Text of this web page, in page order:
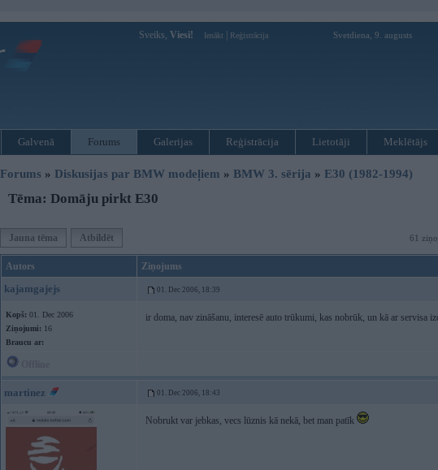
Sveiks, Viesi! Ienākt Reģistrācija Svetdiena, 9. augusts
Galvenā Forums Galerijas Reģistrācija Lietotāji Meklētājs
Forums » Diskusijas par BMW modeļiem » BMW 3. sērija » E30 (1982-1994)
Tēma: Domāju pirkt E30
Jauna tēma Atbildēt 61
Autors Ziņojums
kajamgajejs 01. Dec 2006, 18:39
Kopš: 01. Dec 2006
Ziņojumi: 16
Braucu ar:
ir doma, nav zināšanu, interesē auto trūkumi, kas nobrūk, un kā ar servisa
martinez 01. Dec 2006, 18:43
Nobrukt var jebkas, vecs lūznis kā nekā, bet man patīk